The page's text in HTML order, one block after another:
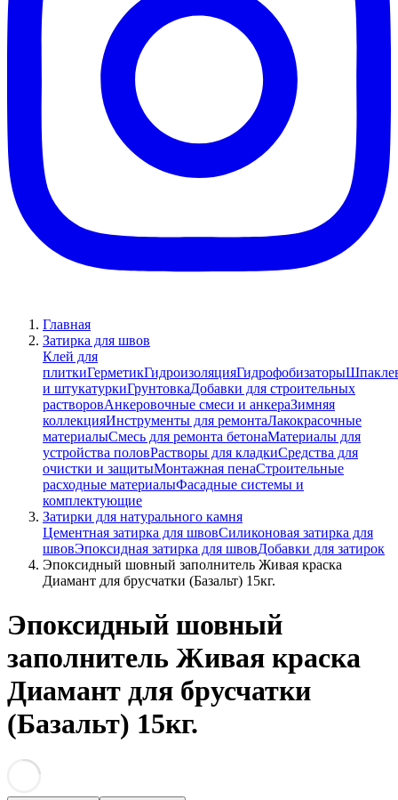
Главная
Затирка для швов
Клей для
плиткиГерметикГидроизоляцияГидрофобизаторы
и штукатуркиГрунтовкаДобавки для строительных
растворовАнкеровочные смеси и анкераЗимняя
коллекцияИнструменты для ремонтаЛакокрасочные
материалыСмесь для ремонта бетонаМатериалы для
устройства половРастворы для кладкиСредства для
очистки и защитыМонтажная пенаСтроительные
расходные материалыФасадные системы и
комплектующие
Затирки для натурального камня
Цементная затирка для швовСиликоновая затирка для
швовЭпоксидная затирка для швовДобавки для затирок
Эпоксидный шовный заполнитель Живая краска
Диамант для брусчатки (Базальт) 15кг.
Эпоксидный шовный
заполнитель Живая краска
Диамант для брусчатки
(Базальт) 15кг.